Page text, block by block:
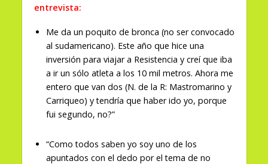
entrevista:
Me da un poquito de bronca (no ser convocado
al sudamericano). Este año que hice una
inversión para viajar a Resistencia y creí que iba
a ir un sólo atleta a los 10 mil metros. Ahora me
entero que van dos (N. de la R: Mastromarino y
Carriqueo) y tendría que haber ido yo, porque
fui segundo, no?”
“Como todos saben yo soy uno de los
apuntados con el dedo por el tema de no